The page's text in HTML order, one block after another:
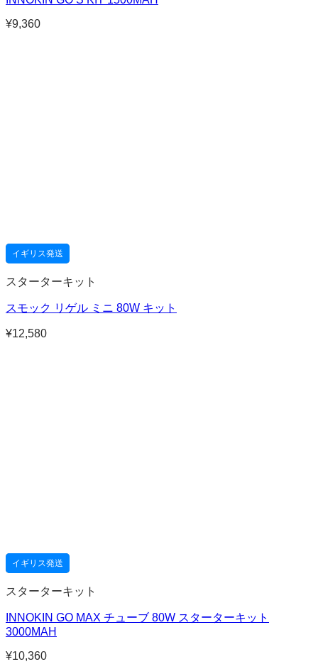
¥9,360
イギリス発送
スターターキット
スモック リゲル ミニ 80W キット
¥12,580
イギリス発送
スターターキット
INNOKIN GO MAX チューブ 80W スターターキット
3000MAH
¥10,360